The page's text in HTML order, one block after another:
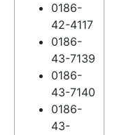
0186-
42-4117
0186-
43-7139
0186-
43-7140
0186-
43-